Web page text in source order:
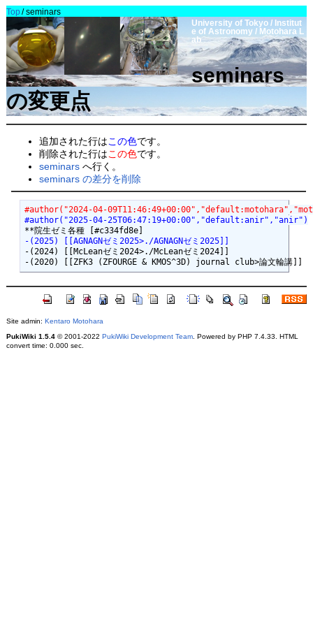
Top/ seminars
University of Tokyo / Institut
e of Astronomy / Motohara L
ab
seminars
の変更点
追加された行はこの色です。
削除された行はこの色です。
seminars へ行く。
seminars の差分を削除
#author("2024-04-
#author("2025-04-25T06:47:19+00:00","default:anir","anir")
-(2025) [[AGNAGNゼミ2025>./AGNAGNゼミ2025]]
-(2024) [[McLeanゼミ2024>./McLeanゼミ2024]]
Site admin: Kentaro Motohara
PukiWiki 1.5.4© 2001-2022 PukiWiki Development Team. Powered by PHP 7.4.33. HTML
convert time: 0.000 sec.